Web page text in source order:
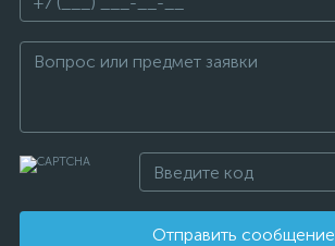
Отправить сообщение